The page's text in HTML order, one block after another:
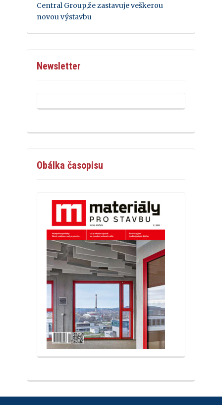
Central Group,že zastavuje veškerou
novou výstavbu
Newsletter
Obálka časopisu